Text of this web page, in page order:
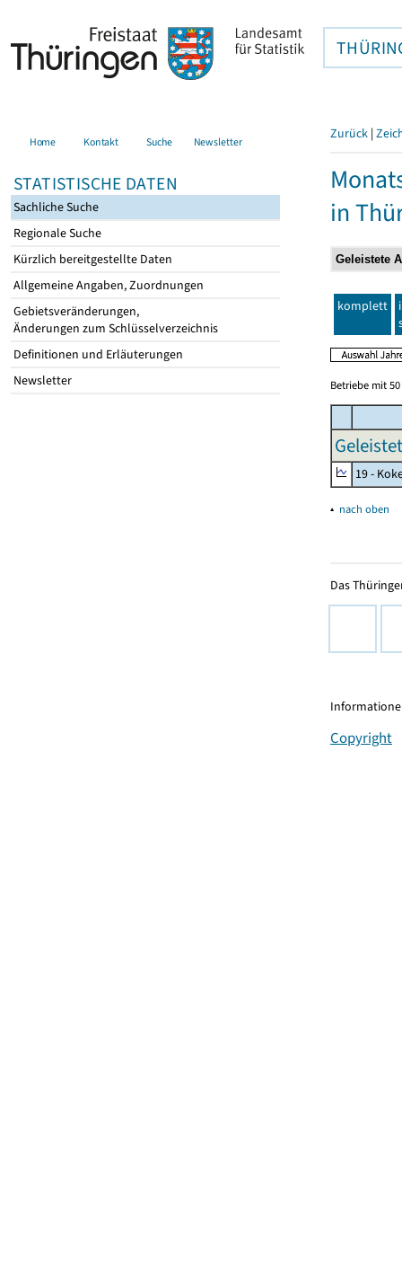
Home Kontakt Suche Newsletter
STATISTISCHE DATEN
Sachliche Suche
Regionale Suche
Kürzlich bereitgestellte Daten
Allgemeine Angaben, Zuordnungen
Gebietsveränderungen,
Änderungen zum Schlüsselverzeichnis
Definitionen und Erläuterungen
Newsletter
Zurück |
in
komplett
Betriebe mit
19 -
▴ nach oben
Das
Copyright